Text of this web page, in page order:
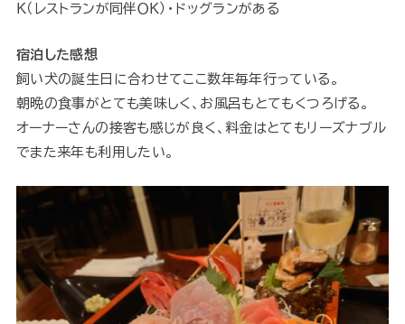
Ｋ（レストランが同伴ＯＫ）・ドッグランがある
宿泊した感想
飼い犬の誕生日に合わせてここ数年毎年行っている。
朝晩の食事がとても美味しく、お風呂もとてもくつろげる。
オーナーさんの接客も感じが良く、料金はとてもリーズナブル
でまた来年も利用したい。